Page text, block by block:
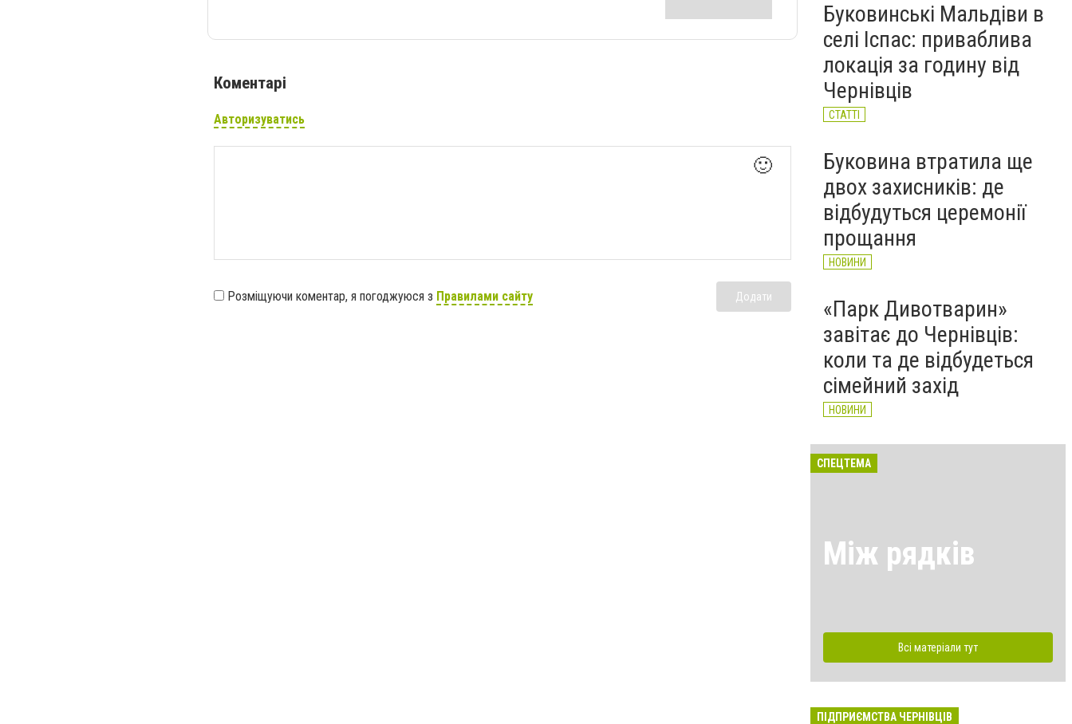
Коментарі
Авторизуватись
🙂
Розміщуючи коментар, я погоджуюся з Правилами сайту Додати
Буковинські Мальдіви в
селі Іспас: приваблива
локація за годину від
Чернівців
СТАТТІ
Буковина втратила ще
двох захисників: де
відбудуться церемонії
прощання
НОВИНИ
«Парк Дивотварин»
завітає до Чернівців:
коли та де відбудеться
сімейний захід
НОВИНИ
СПЕЦТЕМА
Між рядків
Всі матеріали тут
ПІДПРИЄМСТВА ЧЕРНІВЦІВ